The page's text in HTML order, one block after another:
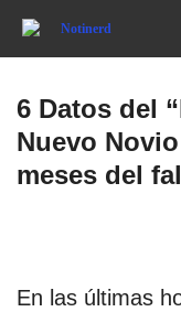
6 Datos del
Nuevo
meses del
En las últimas